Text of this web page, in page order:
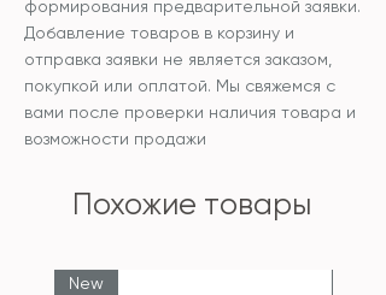
формирования предварительной заявки.
Добавление товаров в корзину и
отправка заявки не является заказом,
покупкой или оплатой. Мы свяжемся с
вами после проверки наличия товара и
возможности продажи
Похожие товары
New